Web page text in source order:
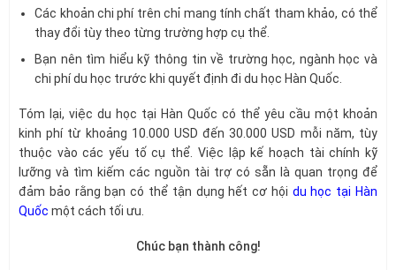
Các khoản chi phí trên chỉ mang tính chất tham khảo, có thể
thay đổi tùy theo từng trường hợp cụ thể.
Bạn nên tìm hiểu kỹ thông tin về trường học, ngành học và
chi phí du học trước khi quyết định đi du học Hàn Quốc.
Tóm lại, việc du học tại Hàn Quốc có thể yêu cầu một khoản
kinh phí từ khoảng 10.000 USD đến 30.000 USD mỗi năm, tùy
thuộc vào các yếu tố cụ thể. Việc lập kế hoạch tài chính kỹ
lưỡng và tìm kiếm các nguồn tài trợ có sẵn là quan trọng để
đảm bảo rằng bạn có thể tận dụng hết cơ hội du học tại Hàn
Quốc một cách tối ưu.
Chúc bạn thành công!